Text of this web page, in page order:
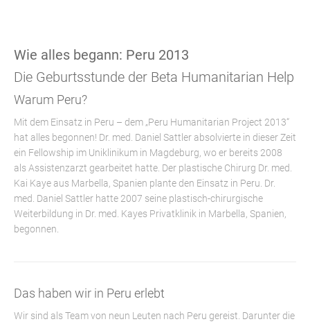
Wie alles begann: Peru 2013
Die Geburtsstunde der Beta Humanitarian Help
Warum Peru?
Mit dem Einsatz in Peru – dem „Peru Humanitarian Project 2013“
hat alles begonnen! Dr. med. Daniel Sattler absolvierte in dieser Zeit
ein Fellowship im Uniklinikum in Magdeburg, wo er bereits 2008
als Assistenzarzt gearbeitet hatte. Der plastische Chirurg Dr. med.
Kai Kaye aus Marbella, Spanien plante den Einsatz in Peru. Dr.
med. Daniel Sattler hatte 2007 seine plastisch-chirurgische
Weiterbildung in Dr. med. Kayes Privatklinik in Marbella, Spanien,
begonnen.
Das haben wir in Peru erlebt
Wir sind als Team von neun Leuten nach Peru gereist. Darunter die